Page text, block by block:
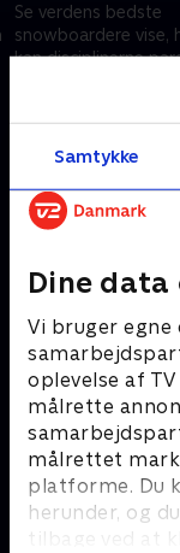
Samtykke
Dine data
Vi bruger egne
oplevelse af
målrette
målrettet
platforme. Du
herunder, og
tilbage ved at
Se verdens bedste
snowboardere vise,
kan disciplinerne
cross mixed hold.
Andre så også
Vinter-OL -
Sport